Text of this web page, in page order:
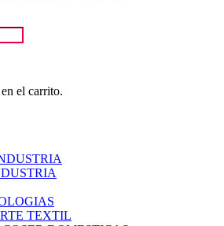
el carrito.
TEXTIL